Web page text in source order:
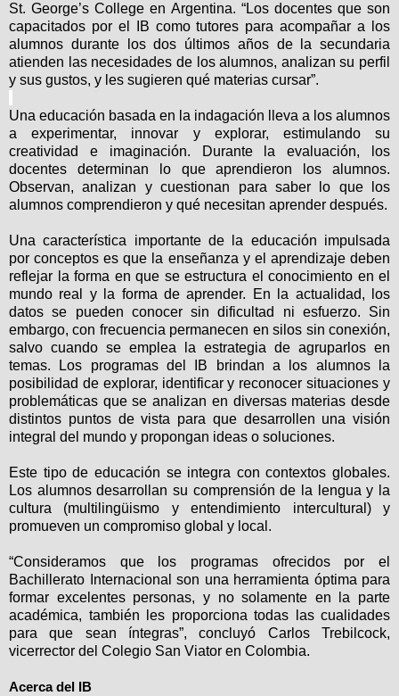
St. George’s College en Argentina. “Los docentes que son
capacitados por el IB como tutores para acompañar a los
alumnos durante los dos últimos años de la secundaria
atienden las necesidades de los alumnos, analizan su perfil
y sus gustos, y les sugieren qué materias cursar”.
Una educación basada en la indagación lleva a los alumnos
a experimentar, innovar y explorar, estimulando su
creatividad e imaginación. Durante la evaluación, los
docentes determinan lo que aprendieron los alumnos.
Observan, analizan y cuestionan para saber lo que los
alumnos comprendieron y qué necesitan aprender después.
Una característica importante de la educación impulsada
por conceptos es que la enseñanza y el aprendizaje deben
reflejar la forma en que se estructura el conocimiento en el
mundo real y la forma de aprender. En la actualidad, los
datos se pueden conocer sin dificultad ni esfuerzo. Sin
embargo, con frecuencia permanecen en silos sin conexión,
salvo cuando se emplea la estrategia de agruparlos en
temas. Los programas del IB brindan a los alumnos la
posibilidad de explorar, identificar y reconocer situaciones y
problemáticas que se analizan en diversas materias desde
distintos puntos de vista para que desarrollen una visión
integral del mundo y propongan ideas o soluciones.
Este tipo de educación se integra concontextos globales.
Los alumnos desarrollan su comprensión de la lengua y la
cultura (multilingüismo y entendimiento intercultural ) y
promueven un compromiso global y local .
“Consideramos que los programas ofrecidos por el
Bachillerato Internacional son una herramienta óptima para
formar excelentes personas, y no solamente en la parte
académica, también les proporciona todas las cualidades
para que sean íntegras”, concluyó Carlos Trebilcock,
vicerrector del Colegio San Viator en Colombia.
Acerca del IB